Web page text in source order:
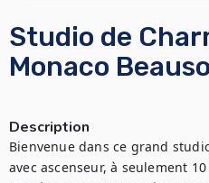
Studio de
Monaco
Description
Bienvenue dans ce grand
avec ascenseur, à seulement